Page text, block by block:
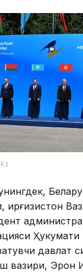
Қирғизистон
давлат
вазири, Эрон